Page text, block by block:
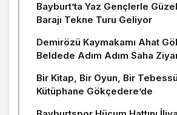
Bayburt’ta Yaz Gençlerle
Barajı Tekne Turu Geliyor
Demirözü Kaymakamı Ahat
Beldede Adım Adım Saha
Bir Kitap, Bir Oyun, Bir
Kütüphane Gökçedere’de